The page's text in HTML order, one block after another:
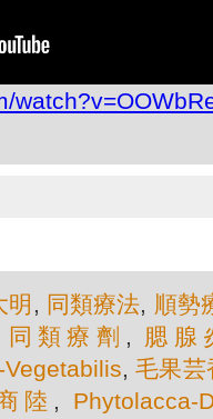
明 , 同類療法, 順勢
同類療劑 , 腮腺
Vegetabilis,毛果芸
陸 , Phytolacca-